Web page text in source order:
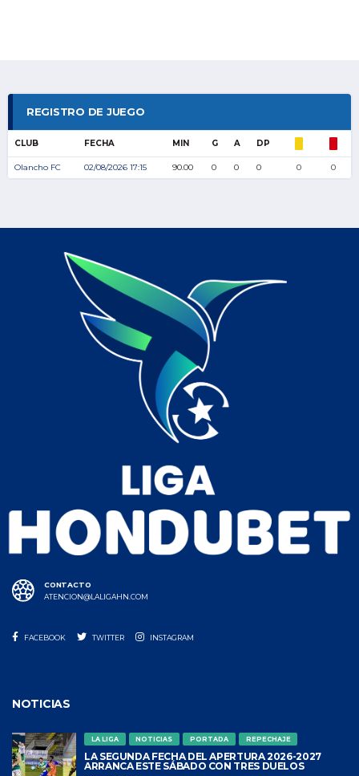
REGISTRO DE JUEGO
CLUB FECHA MIN G A DP
Olancho FC 02/08/2026 17:15 90.00 0 0 0 0 0
CONTACTO
ATENCION@LALIGAHN.COM
FACEBOOK TWITTER INSTAGRAM
NOTICIAS
LA LIGA NOTICIAS PORTADA REPECHAJE
LA SEGUNDA FECHA DEL APERTURA 2026-2027
ARRANCA ESTE SÁBADO CON TRES DUELOS